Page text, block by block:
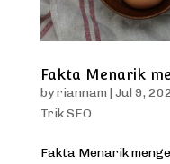
Fakta Menarik
byriannam | Jul 9,
Trik SEO
Fakta Menarik